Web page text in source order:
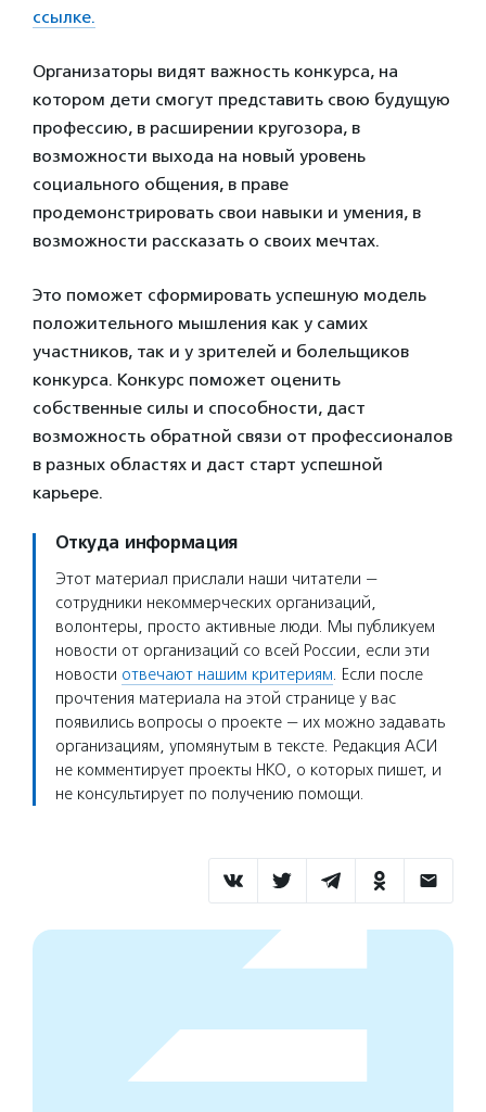
ссылке.
Организаторы видят важность конкурса, на
котором дети смогут представить свою будущую
профессию, в расширении кругозора, в
возможности выхода на новый уровень
социального общения, в праве
продемонстрировать свои навыки и умения, в
возможности рассказать о своих мечтах.
Это поможет сформировать успешную модель
положительного мышления как у самих
участников, так и у зрителей и болельщиков
конкурса. Конкурс поможет оценить
собственные силы и способности, даст
возможность обратной связи от профессионалов
в разных областях и даст старт успешной
карьере.
Откуда информация
Этот материал прислали наши читатели —
сотрудники некоммерческих организаций,
волонтеры, просто активные люди. Мы публикуем
новости от организаций со всей России, если эти
новости отвечают нашим критериям. Если после
прочтения материала на этой странице у вас
появились вопросы о проекте — их можно задавать
организациям, упомянутым в тексте. Редакция АСИ
не комментирует проекты НКО, о которых пишет, и
не консультирует по получению помощи.